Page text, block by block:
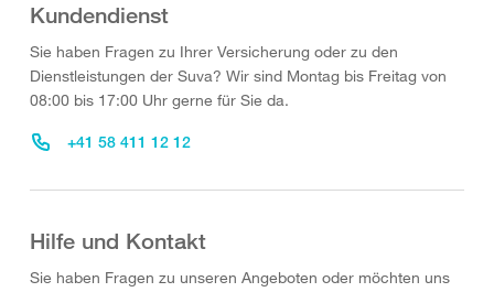
Kundendienst
Sie haben Fragen zu Ihrer Versicherung oder zu den
Dienstleistungen der Suva? Wir sind Montag bis Freitag von
08:00 bis 17:00 Uhr gerne für Sie da.
+41 58 411 12 12
Hilfe und Kontakt
Sie haben Fragen zu unseren Angeboten oder möchten uns